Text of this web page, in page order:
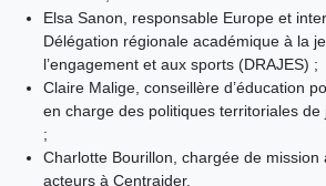
Elsa Sanon, responsable Europe et
Délégation régionale académique à la
l’engagement et aux sports (DRAJES) ;
Claire Malige, conseillère d’éducation
en charge des politiques territoriales de
;
Charlotte Bourillon, chargée de mission
acteurs à Centraider.